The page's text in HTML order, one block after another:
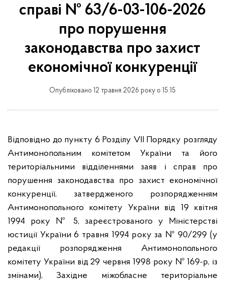
справі № 63/6-03-106-2026
про порушення
законодавства про захист
економічної конкуренції
Опубліковано 12 травня 2026 року о 15:15
Відповідно до пункту 6 Розділу VIІ Порядку розгляду
Антимонопольним комітетом України та його
територіальними відділеннями заяв і справ про
порушення законодавства про захист економічної
конкуренції, затвердженого розпорядженням
Антимонопольного комітету України від 19 квітня
1994 року № 5, зареєстрованого у Міністерстві
юстиції України 6 травня 1994 року за № 90/299 (у
редакції розпорядження Антимонопольного
комітету України від 29 червня 1998 року № 169-р, із
змінами), Західне міжобласне територіальне